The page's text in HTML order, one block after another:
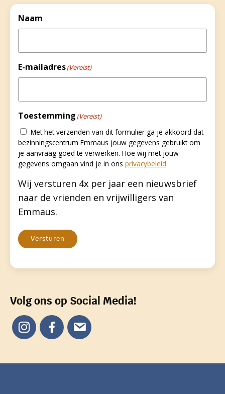
Naam
E-mailadres(Vereist)
Toestemming (Vereist)
Met het verzenden van dit formulier ga je akkoord dat
bezinningscentrum Emmaus jouw gegevens gebruikt om
je aanvraag goed te verwerken. Hoe wij met jouw
gegevens omgaan vind je in ons privacybeleid
Wij versturen 4x per jaar een nieuwsbrief
naar de vrienden en vrijwilligers van
Emmaus.
Versturen
Volg ons op Social Media!